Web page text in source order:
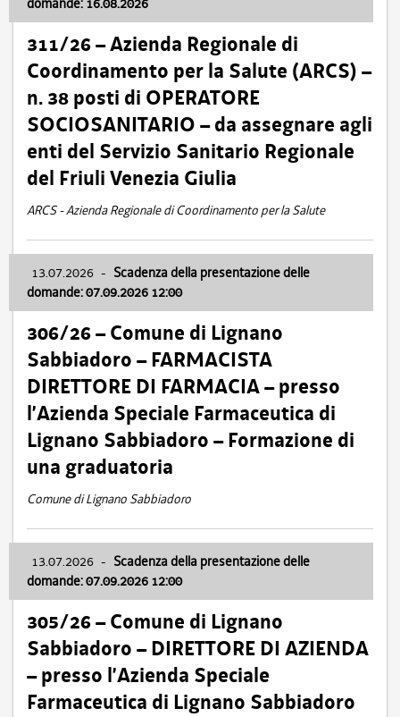
domande: 16.08.2026
311/26 – Azienda Regionale di
Coordinamento per la Salute (ARCS) –
n. 38 posti di OPERATORE
SOCIOSANITARIO – da assegnare agli
enti del Servizio Sanitario Regionale
del Friuli Venezia Giulia
ARCS - Azienda Regionale di Coordinamento per la Salute
13.07.2026 - Scadenza della presentazione delle
domande: 07.09.2026 12:00
306/26 – Comune di Lignano
Sabbiadoro – FARMACISTA
DIRETTORE DI FARMACIA – presso
l’Azienda Speciale Farmaceutica di
Lignano Sabbiadoro – Formazione di
una graduatoria
Comune di Lignano Sabbiadoro
13.07.2026 - Scadenza della presentazione delle
domande: 07.09.2026 12:00
305/26 – Comune di Lignano
Sabbiadoro – DIRETTORE DI AZIENDA
– presso l’Azienda Speciale
Farmaceutica di Lignano Sabbiadoro